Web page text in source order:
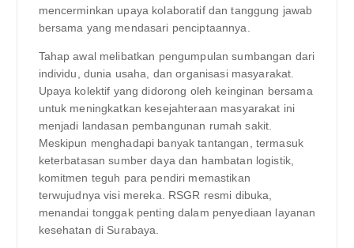
mencerminkan upaya kolaboratif dan tanggung jawab
bersama yang mendasari penciptaannya.
Tahap awal melibatkan pengumpulan sumbangan dari
individu, dunia usaha, dan organisasi masyarakat.
Upaya kolektif yang didorong oleh keinginan bersama
untuk meningkatkan kesejahteraan masyarakat ini
menjadi landasan pembangunan rumah sakit.
Meskipun menghadapi banyak tantangan, termasuk
keterbatasan sumber daya dan hambatan logistik,
komitmen teguh para pendiri memastikan
terwujudnya visi mereka. RSGR resmi dibuka,
menandai tonggak penting dalam penyediaan layanan
kesehatan di Surabaya.